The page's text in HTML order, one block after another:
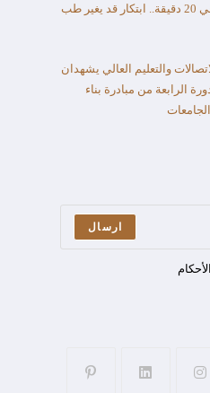
الأبعاد في 20 دقيقة.. ابتكار قد يغير طب
والتعليم العالي يشهدان
الرابعة من مبادرة بناء
ارسال